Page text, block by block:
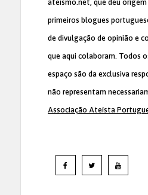
ateismo.net, que deu
primeiros blogues
de divulgação de opinião e
que aqui colaboram. Todos
espaço são da exclusiva
não representam
Associação Ateísta